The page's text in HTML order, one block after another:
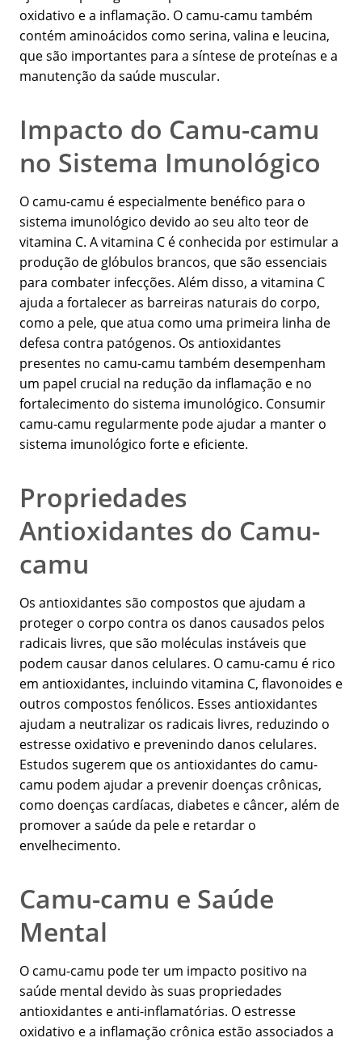
oxidativo e a inflamação. O camu-camu também
contém aminoácidos como serina, valina e leucina,
que são importantes para a síntese de proteínas e a
manutenção da saúde muscular.
Impacto do Camu-camu
no Sistema Imunológico
O camu-camu é especialmente benéfico para o
sistema imunológico devido ao seu alto teor de
vitamina C. A vitamina C é conhecida por estimular a
produção de glóbulos brancos, que são essenciais
para combater infecções. Além disso, a vitamina C
ajuda a fortalecer as barreiras naturais do corpo,
como a pele, que atua como uma primeira linha de
defesa contra patógenos. Os antioxidantes
presentes no camu-camu também desempenham
um papel crucial na redução da inflamação e no
fortalecimento do sistema imunológico. Consumir
camu-camu regularmente pode ajudar a manter o
sistema imunológico forte e eficiente.
Propriedades
Antioxidantes do Camu-
camu
Os antioxidantes são compostos que ajudam a
proteger o corpo contra os danos causados pelos
radicais livres, que são moléculas instáveis que
podem causar danos celulares. O camu-camu é rico
em antioxidantes, incluindo vitamina C, flavonoides e
outros compostos fenólicos. Esses antioxidantes
ajudam a neutralizar os radicais livres, reduzindo o
estresse oxidativo e prevenindo danos celulares.
Estudos sugerem que os antioxidantes do camu-
camu podem ajudar a prevenir doenças crônicas,
como doenças cardíacas, diabetes e câncer, além de
promover a saúde da pele e retardar o
envelhecimento.
Camu-camu e Saúde
Mental
O camu-camu pode ter um impacto positivo na
saúde mental devido às suas propriedades
antioxidantes e anti-inflamatórias. O estresse
oxidativo e a inflamação crônica estão associados a